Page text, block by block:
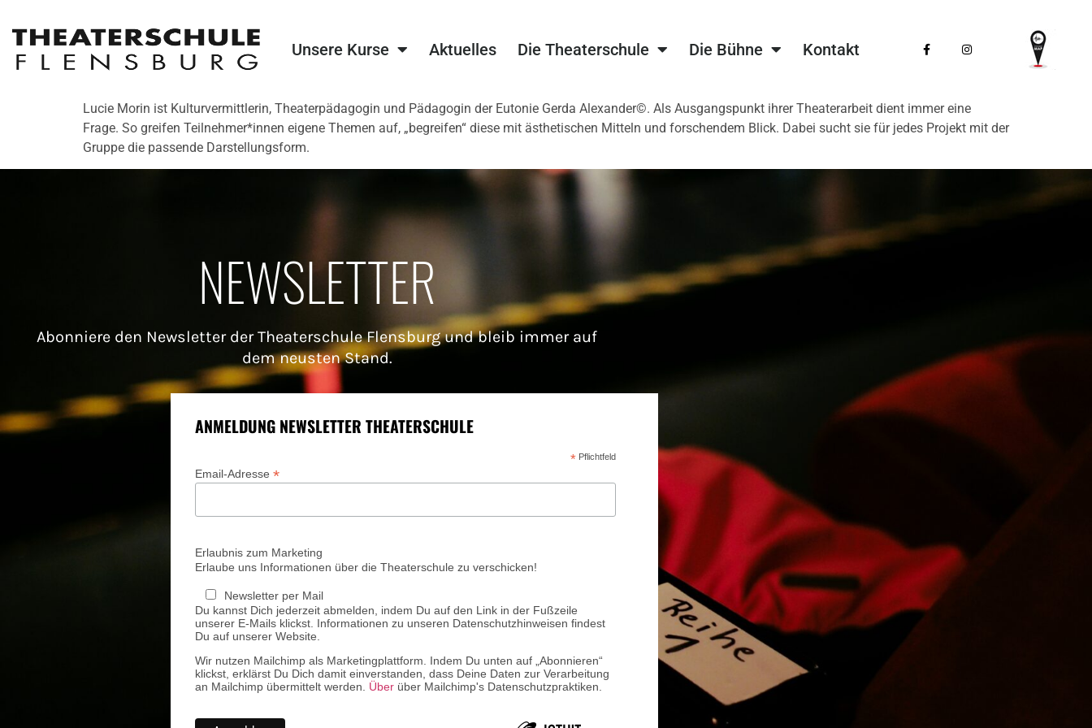
Unsere Kurse Aktuelles Die Theaterschule Die Bühne Kontakt
Lucie Morin ist Kulturvermittlerin, Theaterpädagogin und Pädagogin der Eutonie Gerda Alexander©. Als Ausgangspunkt ihrer Theaterarbeit dient immer eine
Frage. So greifen Teilnehmer*innen eigene Themen auf, „begreifen“ diese mit ästhetischen Mitteln und forschendem Blick. Dabei sucht sie für jedes Projekt mit der
Gruppe die passende Darstellungsform.
NEWSLETTER
Abonniere den Newsletter der Theaterschule Flensburg und bleib immer auf
dem neusten Stand.
ANMELDUNG NEWSLETTER THEATERSCHULE
* Pflichtfeld
Email-Adresse *
Erlaubnis zum Marketing
Erlaube uns Informationen über die Theaterschule zu verschicken!
Newsletter per Mail
Du kannst Dich jederzeit abmelden, indem Du auf den Link in der Fußzeile
unserer E-Mails klickst. Informationen zu unseren Datenschutzhinweisen findest
Du auf unserer Website.
Wir nutzen Mailchimp als Marketingplattform. Indem Du unten auf „Abonnieren“
klickst, erklärst Du Dich damit einverstanden, dass Deine Daten zur Verarbeitung
an Mailchimp übermittelt werden. Über über Mailchimp's Datenschutzpraktiken.